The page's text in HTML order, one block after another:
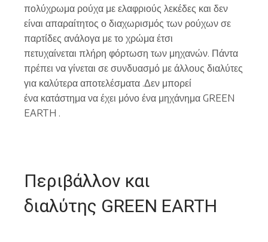
πολύχρωμα ρούχα με ελαφριούς λεκέδες και δεν
είναι απαραίτητος ο διαχωρισμός των ρούχων σε
παρτίδες ανάλογα με το χρώμα έτσι
πετυχαίνεται πλήρη φόρτωση των μηχανών. Πάντα
πρέπει να γίνεται σε συνδυασμό με άλλους διαλύτες
για καλύτερα αποτελέσματα .Δεν μπορεί
ένα κατάστημα να έχει μόνο ένα μηχάνημα GREEN
EARTH .
Περιβάλλον και
διαλύτης GREEN EARTH